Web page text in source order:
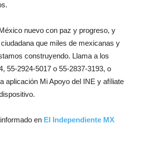
nuevo con paz y progreso, y
que miles de mexicanas y
construyendo. Llama a los
55-2924-5017 o 55-2837-3193, o
aplicación Mi Apoyo del INE y afíliate
en El Independiente MX